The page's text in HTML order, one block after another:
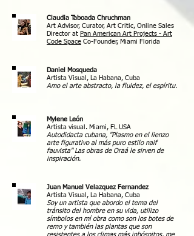
Claudia Taboada Chruchman
Art Advisor, Curator, Art Critic, Online Sales
Director at Pan American Art Projects - Art
Code Space Co-Founder, Miami Florida
Daniel Mosqueda
Artista Visual, La Habana, Cuba
Amo el arte abstracto, la fluidez, el espíritu.
Mylene León
Artista visual. Miami, FL USA
Autodidacta cubana, "Plasmo en el lienzo
arte figurativo al más puro estilo naif
fauvista" Las obras de Oraá le sirven de
inspiración.
Juan Manuel Velazquez Fernandez
Artista Visual, La Habana, Cuba
Soy un artista que abordo el tema del
tránsito del hombre en su vida, utilizo
símbolos en mí obra como son los botes de
remo y también las plantas que son
resistentes a los climas más inhóspitos, me